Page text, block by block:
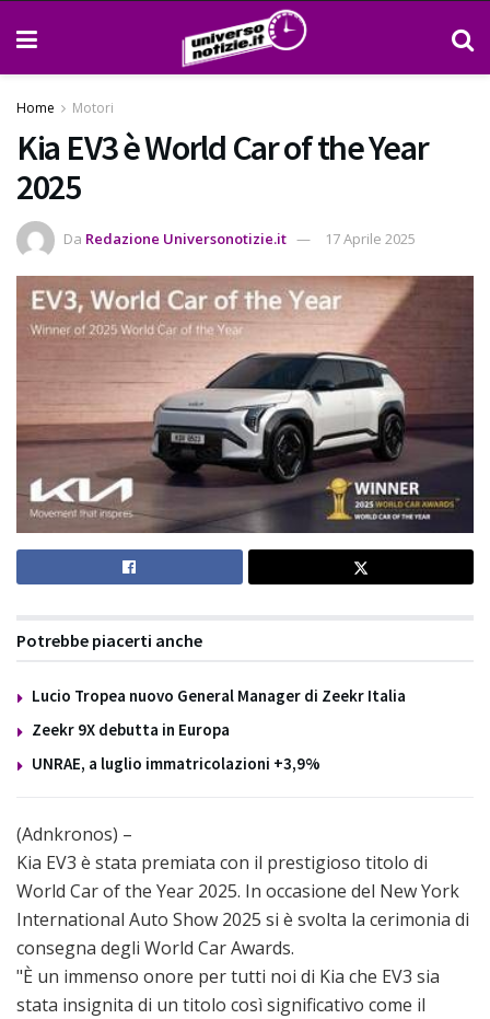
Home Motori
Kia EV3 è World Car of the Year
2025
Da Redazione Universonotizie.it 17 Aprile 2025
Potrebbe piacerti anche
Lucio Tropea nuovo General Manager di Zeekr Italia
Zeekr 9X debutta in Europa
UNRAE, a luglio immatricolazioni +3,9%
(Adnkronos) –
Kia EV3 è stata premiata con il prestigioso titolo di
World Car of the Year 2025. In occasione del New York
International Auto Show 2025 si è svolta la cerimonia di
consegna degli World Car Awards.
"È un immenso onore per tutti noi di Kia che EV3 sia
stata insignita di un titolo così significativo come il